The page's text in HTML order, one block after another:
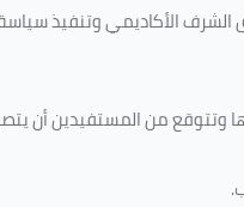
الأكاديمي وتنفيذ
وتتوقع من المستفيدين أن